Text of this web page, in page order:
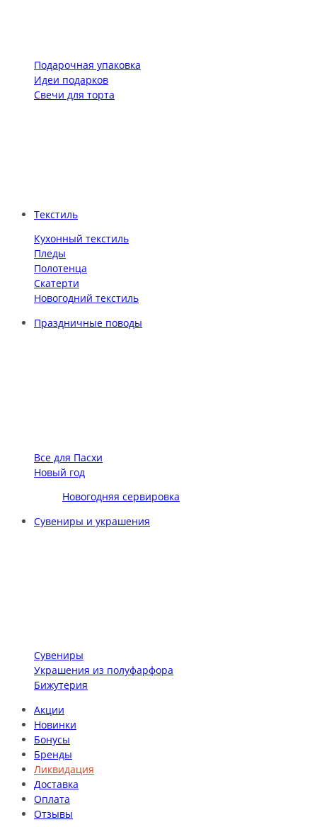
Подарочная упаковка
Идеи подарков
Свечи для торта
Текстиль
Кухонный текстиль
Пледы
Полотенца
Скатерти
Новогодний текстиль
Праздничные поводы
Все для Пасхи
Новый год
Новогодняя сервировка
Сувениры и украшения
Сувениры
Украшения из полуфарфора
Бижутерия
Акции
Новинки
Бонусы
Бренды
Ликвидация
Доставка
Оплата
Отзывы